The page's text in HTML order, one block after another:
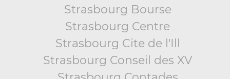
Strasbourg Bourse
Strasbourg Centre
Strasbourg Cite de l'Ill
Strasbourg Conseil des XV